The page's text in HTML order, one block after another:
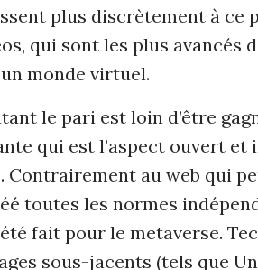
plus discrètement à ce
qui sont les plus avancés
monde virtuel.
le pari est loin d’être
qui est l’aspect ouvert
Contrairement au web qui
toutes les normes
fait pour le metaverse.
sous-jacents (tels que